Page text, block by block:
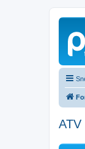
ATV